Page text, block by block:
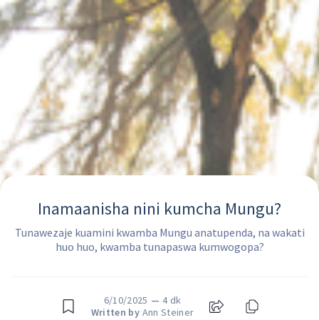
Inamaanisha nini kumcha Mungu?
Tunawezaje kuamini kwamba Mungu anatupenda, na wakati
huo huo, kwamba tunapaswa kumwogopa?
6/10/2025 — 4 dk
Written by Ann Steiner